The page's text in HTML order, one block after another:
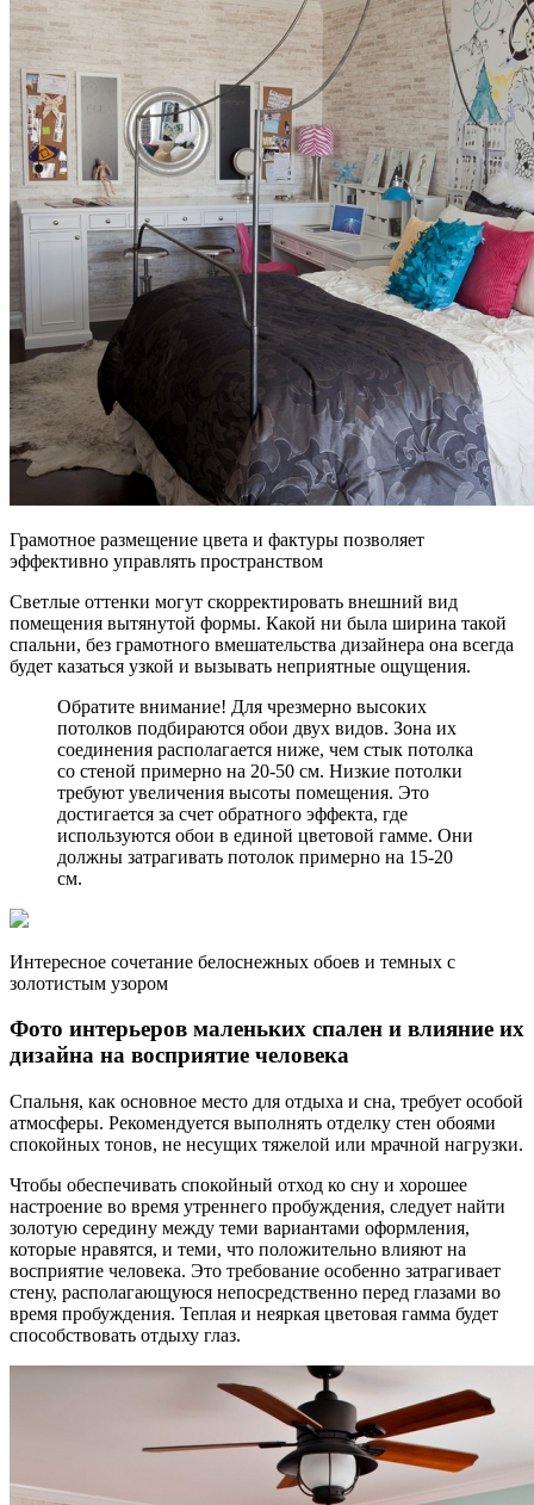
Грамотное размещение цвета и фактуры позволяет
эффективно управлять пространством
Светлые оттенки могут скорректировать внешний вид
помещения вытянутой формы. Какой ни была ширина такой
спальни, без грамотного вмешательства дизайнера она всегда
будет казаться узкой и вызывать неприятные ощущения.
Обратите внимание! Для чрезмерно высоких
потолков подбираются обои двух видов. Зона их
соединения располагается ниже, чем стык потолка
со стеной примерно на 20-50 см. Низкие потолки
требуют увеличения высоты помещения. Это
достигается за счет обратного эффекта, где
используются обои в единой цветовой гамме. Они
должны затрагивать потолок примерно на 15-20
см.
Интересное сочетание белоснежных обоев и темных с
золотистым узором
Фото интерьеров маленьких спален и влияние их
дизайна на восприятие человека
Спальня, как основное место для отдыха и сна, требует особой
атмосферы. Рекомендуется выполнять отделку стен обоями
спокойных тонов, не несущих тяжелой или мрачной нагрузки.
Чтобы обеспечивать спокойный отход ко сну и хорошее
настроение во время утреннего пробуждения, следует найти
золотую середину между теми вариантами оформления,
которые нравятся, и теми, что положительно влияют на
восприятие человека. Это требование особенно затрагивает
стену, располагающуюся непосредственно перед глазами во
время пробуждения. Теплая и неяркая цветовая гамма будет
способствовать отдыху глаз.